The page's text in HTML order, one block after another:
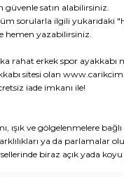
güvenle satın alabilirsiniz.
sorularla ilgili yukarıdaki
hemen yazabilirsiniz.
rahat erkek spor ayakkabı
sitesi olan
iade imkanı ile!
ışık ve gölgelenmelere
ya da parlamalar
biraz açık yada